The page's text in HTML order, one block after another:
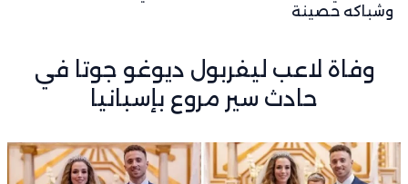
وشباكه حصينة
وفاة لاعب ليفربول ديوغو جوتا في
حادث سير مروع بإسبانيا